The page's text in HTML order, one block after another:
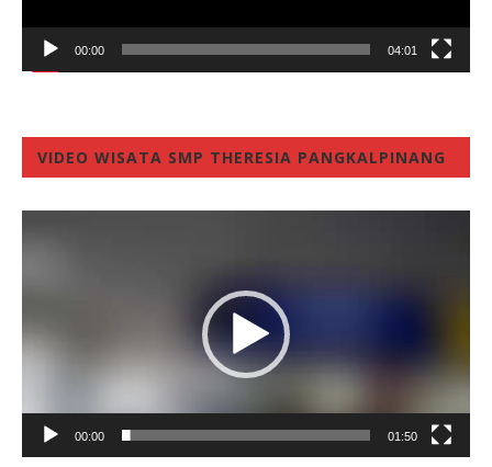
00:00 04:01
VIDEO WISATA SMP THERESIA PANGKALPINANG
00:00 01:50